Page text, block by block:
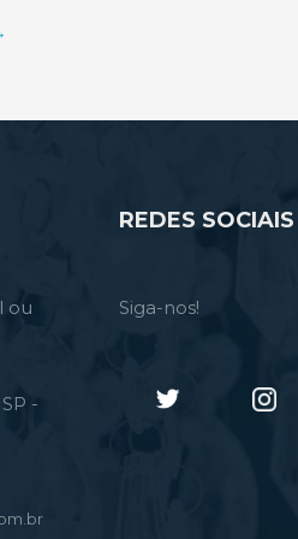
ou
-
REDES SOCIAIS
Siga-nos!